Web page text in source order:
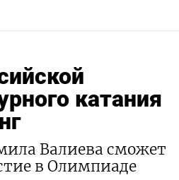
катания
Валиева сможет
в Олимпиаде